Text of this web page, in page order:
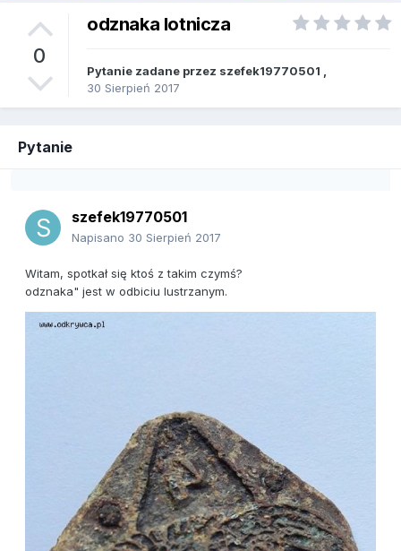
0
odznaka lotnicza
Pytanie zadane przez szefek19770501
30 Sierpień 2017
Pytanie
szefek19770501
Napisano 30 Sierpień 2017
Witam, spotkał się ktoś z takim czymś?
odznaka" jest w odbiciu lustrzanym.